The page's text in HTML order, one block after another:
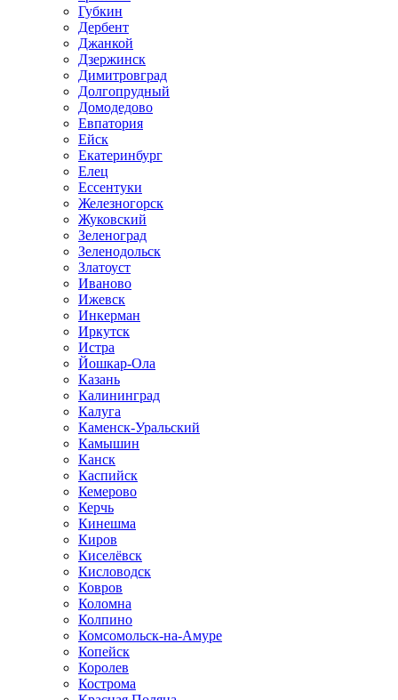
Губкин
Дербент
Джанкой
Дзержинск
Димитровград
Долгопрудный
Домодедово
Евпатория
Ейск
Екатеринбург
Елец
Ессентуки
Железногорск
Жуковский
Зеленоград
Зеленодольск
Златоуст
Иваново
Ижевск
Инкерман
Иркутск
Истра
Йошкар-Ола
Казань
Калининград
Калуга
Каменск-Уральский
Камышин
Канск
Каспийск
Кемерово
Керчь
Кинешма
Киров
Киселёвск
Кисловодск
Ковров
Коломна
Колпино
Комсомольск-на-Амуре
Копейск
Королев
Кострома